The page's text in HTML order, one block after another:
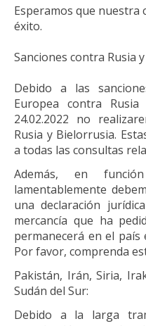
Esperamos que nuestra
éxito.
Sanciones contra Rusia
Debido a las
Europea contra
24.02.2022 no
Rusia y Bielorrusia.
a todas las consultas
Además, en
lamentablemente
una declaración
mercancía que ha
permanecerá en el país
Por favor, comprenda
Pakistán, Irán, Siria,
Sudán del Sur:
Debido a la larga